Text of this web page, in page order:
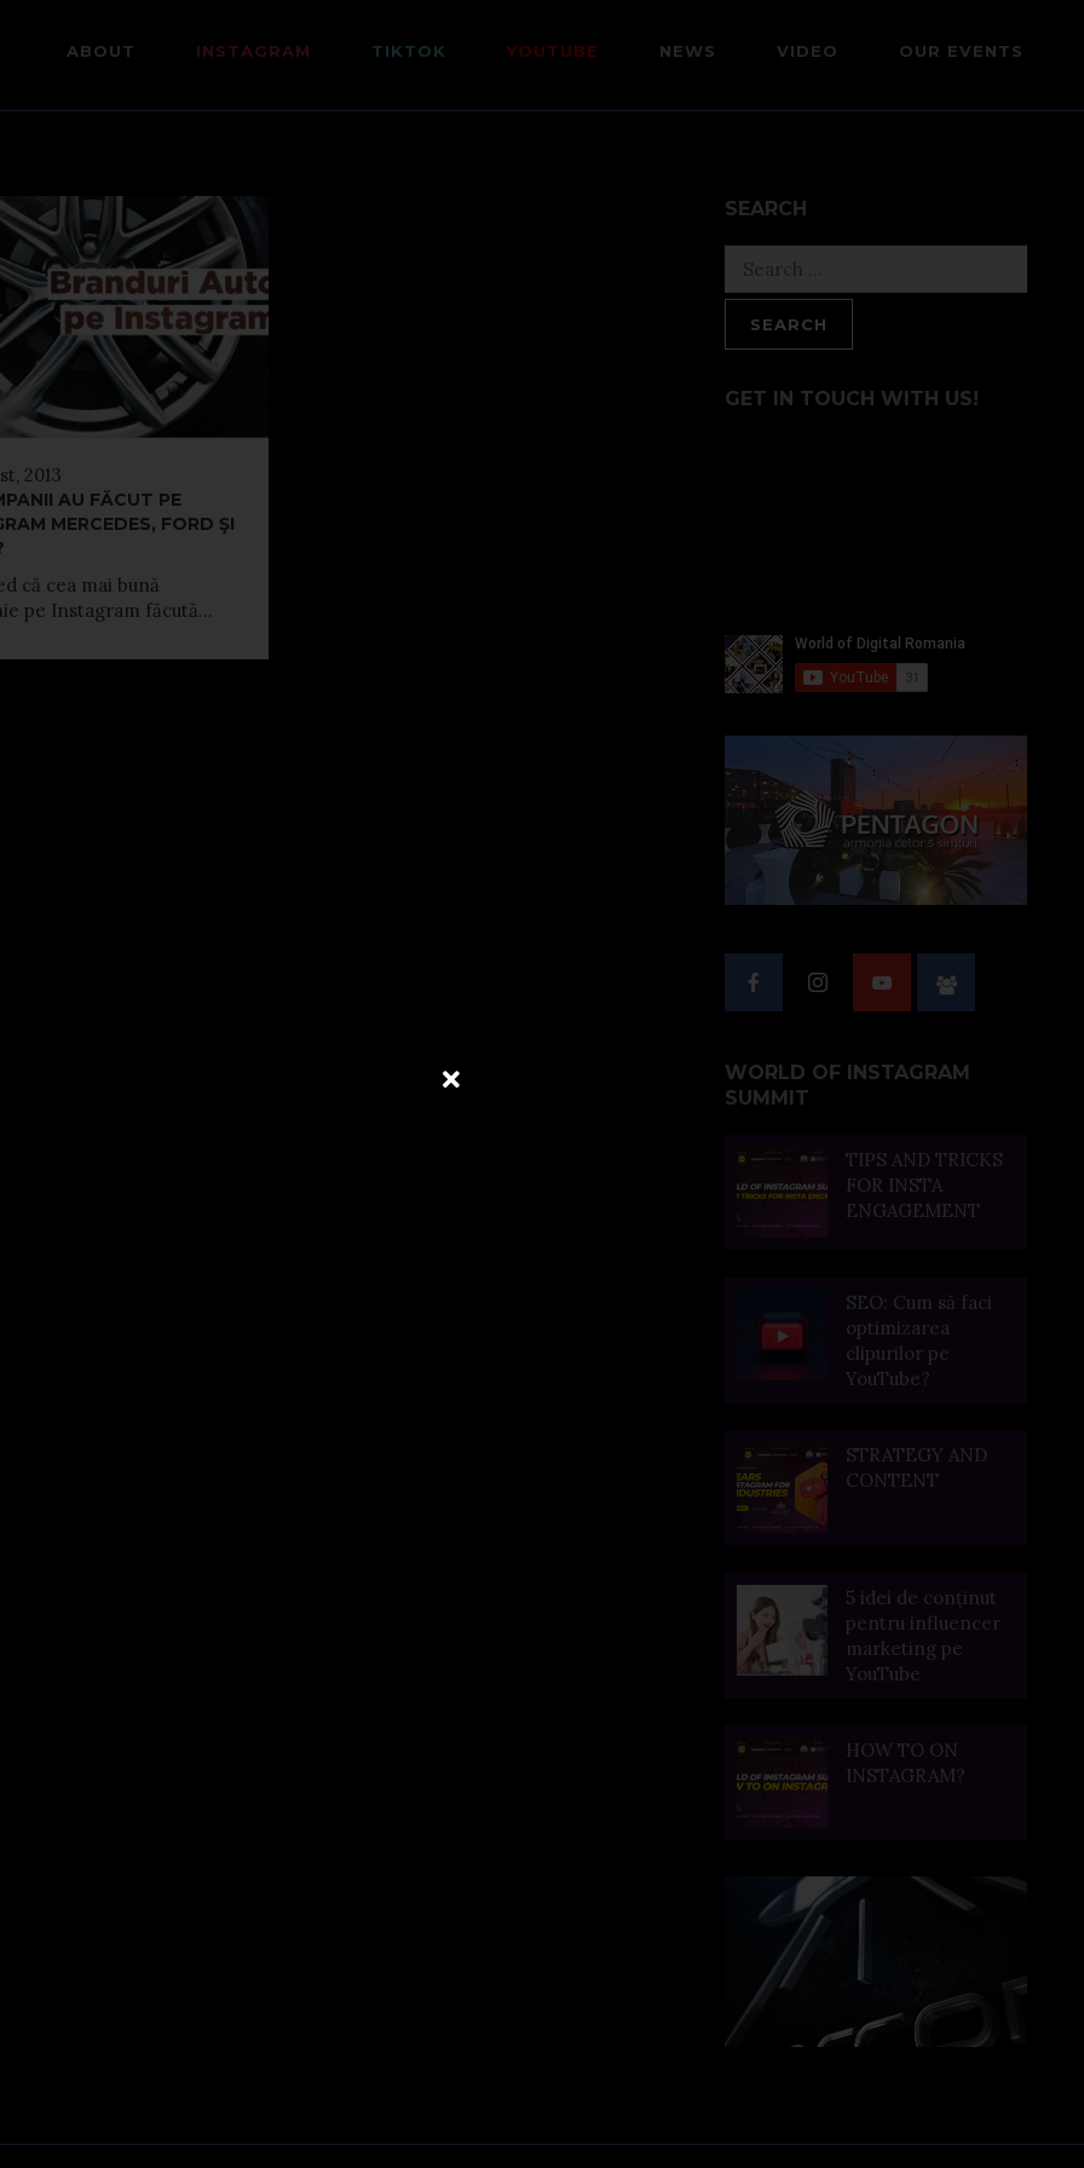
ABOUT INSTAGRAM TIKTOK YOUTUBE NEWS VIDEO OUR EVENTS
2013
AU FĂCUT PE
MERCEDES, FORD ŞI
că cea mai bună
pe Instagram făcută...
SEARCH
Search
for:
GET IN TOUCH WITH US!
WORLD OF INSTAGRAM
SUMMIT
TIPS AND TRICKS
FOR INSTA
ENGAGEMENT
SEO: Cum să faci
optimizarea
clipurilor pe
YouTube?
STRATEGY AND
CONTENT
5 idei de conținut
pentru influencer
marketing pe
YouTube
HOW TO ON
INSTAGRAM?